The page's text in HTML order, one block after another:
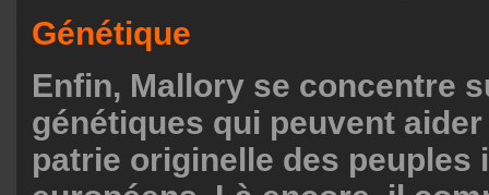
Génétique
Enfin, Mallory se concentre
génétiques qui peuvent
patrie originelle des peuples